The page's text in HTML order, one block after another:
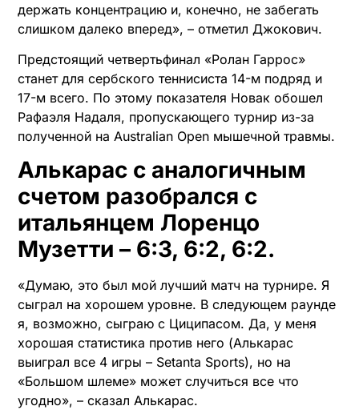
держать концентрацию и, конечно, не забегать
слишком далеко вперед», – отметил Джокович.
Предстоящий четвертьфинал «Ролан Гаррос»
станет для сербского теннисиста 14-м подряд и
17-м всего. По этому показателя Новак обошел
Рафаэля Надаля, пропускающего турнир из-за
полученной на Australian Open мышечной травмы.
Алькарас с аналогичным
счетом разобрался с
итальянцем Лоренцо
Музетти – 6:3, 6:2, 6:2.
«Думаю, это был мой лучший матч на турнире. Я
сыграл на хорошем уровне. В следующем раунде
я, возможно, сыграю с Циципасом. Да, у меня
хорошая статистика против него (Алькарас
выиграл все 4 игры – Setanta Sports), но на
«Большом шлеме» может случиться все что
угодно», – сказал Алькарас.